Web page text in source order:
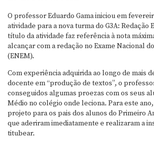
O professor Eduardo Gama iniciou em
atividade para a nova turma do G3A: Redação
título da atividade faz referência à nota
alcançar com a redação no Exame Nacional
(ENEM).
Com experiência adquirida ao longo de mais
docente em “produção de textos”, o
conseguidos algumas proezas com os seus
Médio no colégio onde leciona. Para este
projeto para os pais dos alunos do Primeiro
que aderiram imediatamente e realizaram a
titubear.